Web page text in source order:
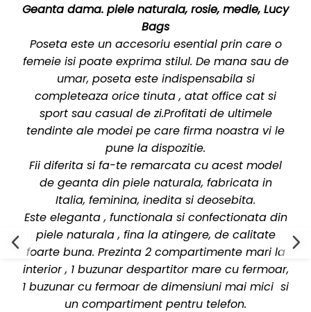
Geanta dama. piele naturala, rosie, medie, Lucy
Bags
Poseta este un accesoriu esential prin care o
femeie isi poate exprima stilul. De mana sau de
umar, poseta este indispensabila si
completeaza orice tinuta , atat office cat si
sport sau casual de zi.Profitati de ultimele
tendinte ale modei pe care firma noastra vi le
pune la dispozitie.
Fii diferita si fa-te remarcata cu acest model
de geanta din piele naturala, fabricata in
Italia, feminina, inedita si deosebita.
Este eleganta , functionala si confectionata din
piele naturala , fina la atingere, de calitate
foarte buna. Prezinta 2 compartimente mari la
interior , 1 buzunar despartitor mare cu fermoar,
1 buzunar cu fermoar de dimensiuni mai mici si
un compartiment pentru telefon.